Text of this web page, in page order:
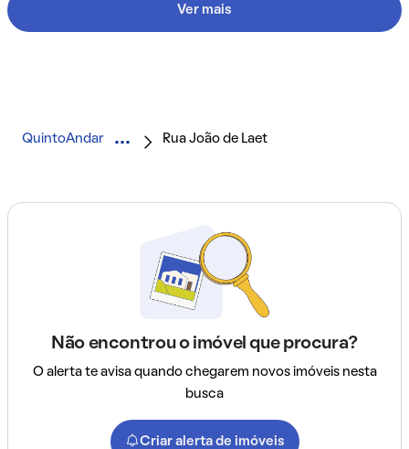
Ver mais
QuintoAndar Rua João de Laet
Não encontrou o imóvel que procura?
O alerta te avisa quando chegarem novos imóveis nesta
busca
Criar alerta de imóveis